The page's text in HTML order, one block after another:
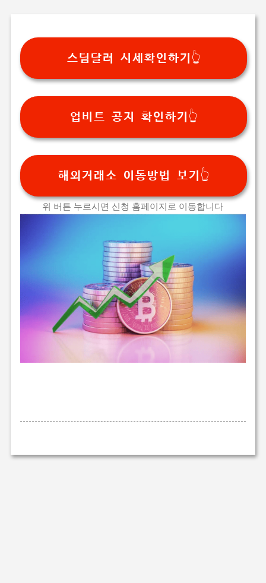
스팀달러 시세확인하기👆
업비트 공지 확인하기👆
해외거래소 이동방법 보기👆
위 버튼 누르시면 신청 홈페이지로 이동합니다